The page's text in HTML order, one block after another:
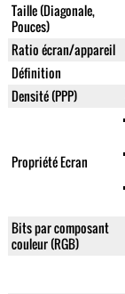
Taille (Diagonale,
Pouces)
Ratio écran/appareil
Définition
Densité (PPP)
Propriété Ecran
Bits par composant
couleur (RGB)